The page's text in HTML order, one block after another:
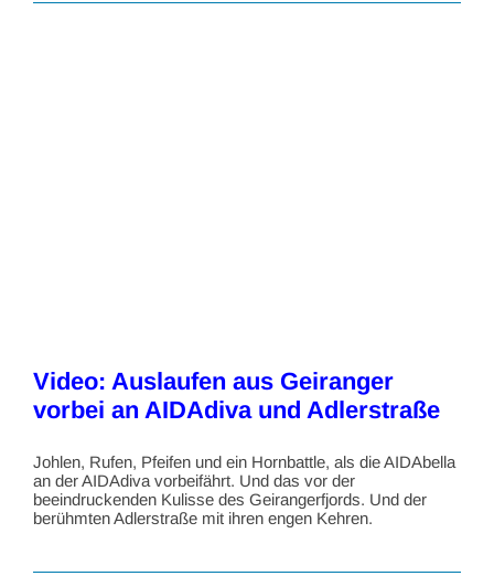
Video: Auslaufen aus Geiranger
vorbei an AIDAdiva und Adlerstraße
Johlen, Rufen, Pfeifen und ein Hornbattle, als die AIDAbella
an der AIDAdiva vorbeifährt. Und das vor der
beeindruckenden Kulisse des Geirangerfjords. Und der
berühmten Adlerstraße mit ihren engen Kehren.